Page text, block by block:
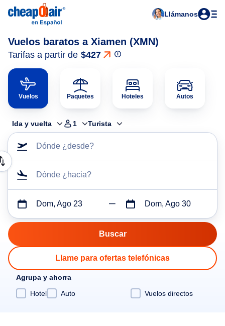
Llámanos
Vuelos baratos a Xiamen (XMN)
Tarifas a partir de $427
Vuelos Paquetes Hoteles Autos
Ida y vuelta 1 Turista
Dónde ¿desde?
Dónde ¿hacia?
Dom, Ago 23 Dom, Ago 30
Llame para ofertas telefónicas
Agrupa y ahorra
Hotel
Auto Vuelos directos